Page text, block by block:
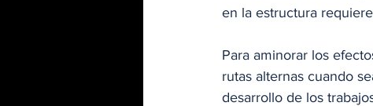
en la estructura
Para aminorar los
rutas alternas cuando
desarrollo de los